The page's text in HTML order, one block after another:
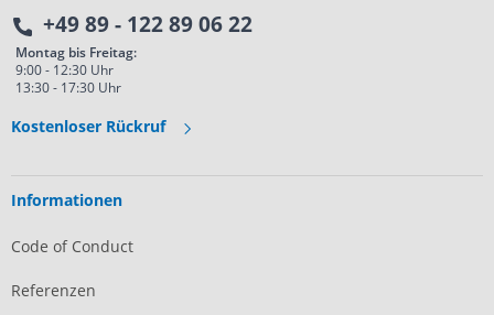
+49 89 - 122 89 06 22
Montag bis Freitag:
9:00 - 12:30 Uhr
13:30 - 17:30 Uhr
Kostenloser Rückruf
Informationen
Code of Conduct
Referenzen